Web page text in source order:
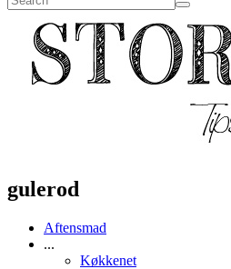
gulerod
Aftensmad
...
Køkkenet